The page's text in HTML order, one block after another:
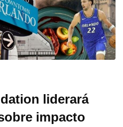
liderará
impacto